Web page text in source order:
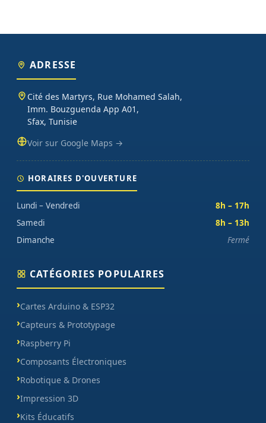
ADRESSE
Cité des Martyrs, Rue Mohamed Salah,
Imm. Bouzguenda App A01,
Sfax, Tunisie
Voir sur Google Maps →
HORAIRES D'OUVERTURE
Lundi – Vendredi
8h – 17h
Samedi
8h – 13h
Dimanche
Fermé
CATÉGORIES POPULAIRES
Cartes Arduino & ESP32
Capteurs & Prototypage
Raspberry Pi
Composants Électroniques
Robotique & Drones
Impression 3D
Kits Éducatifs